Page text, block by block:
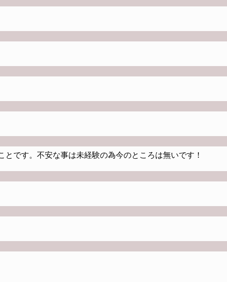
です。不安な事は未経験の為今のところは無いです！